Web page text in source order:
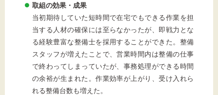
取組の効果・成果
当初期待していた短時間で在宅でもできる作業を担
当する人材の確保には至らなかったが、即戦力とな
る経験豊富な整備士を採用することができた。整備
スタッフが増えたことで、営業時間内は整備の仕事
で終わってしまっていたが、事務処理ができる時間
の余裕が生まれた。作業効率が上がり、受け入れら
れる整備台数も増えた。